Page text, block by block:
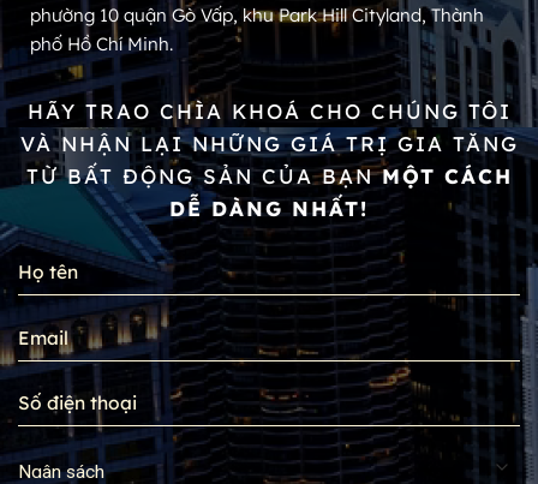
phường 10 quận Gò Vấp, khu Park Hill Cityland, Thành
phố Hồ Chí Minh.
HÃY TRAO CHÌA KHOÁ CHO CHÚNG TÔI
VÀ NHẬN LẠI NHỮNG GIÁ TRỊ GIA TĂNG
TỪ BẤT ĐỘNG SẢN CỦA BẠN MỘT CÁCH
DỄ DÀNG NHẤT!